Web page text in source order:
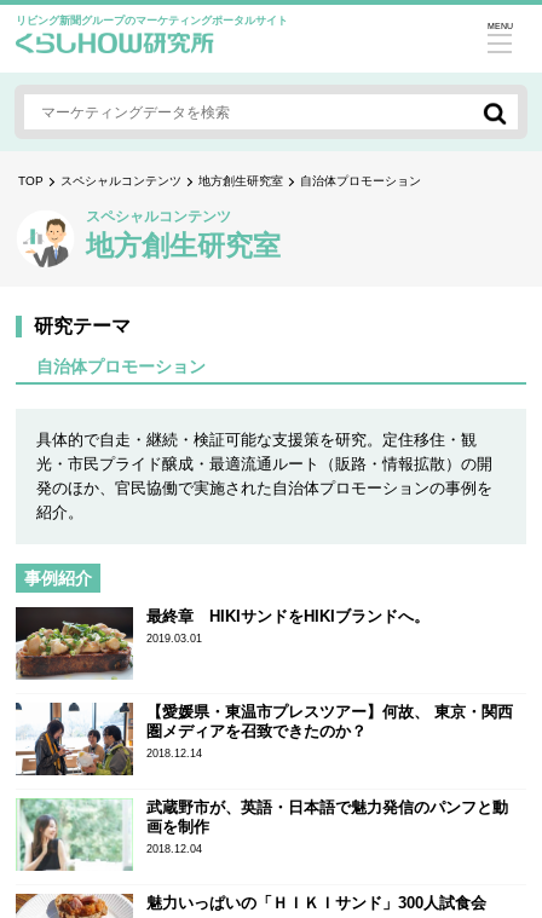
リビング新聞グループのマーケティングポータルサイト MENU
TOP スペシャルコンテンツ 地方創生研究室 自治体プロモーション
スペシャルコンテンツ
地方創生研究室
研究テーマ
自治体プロモーション
具体的で自走・継続・検証可能な支援策を研究。定住移住・観
光・市民プライド醸成・最適流通ルート（販路・情報拡散）の開
発のほか、官民協働で実施された自治体プロモーションの事例を
紹介。
事例紹介
最終章 HIKIサンドをHIKIブランドへ。
2019.03.01
【愛媛県・東温市プレスツアー】何故、 東京・関西
圏メディアを召致できたのか？
2018.12.14
武蔵野市が、英語・日本語で魅力発信のパンフと動
画を制作
2018.12.04
魅力いっぱいの「ＨＩＫＩサンド」300人試食会